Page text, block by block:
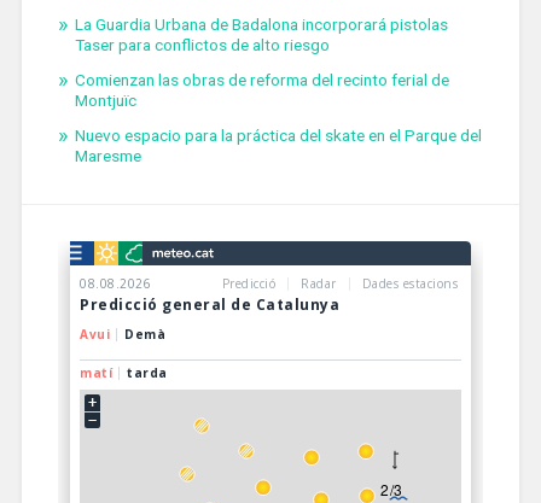
La Guardia Urbana de Badalona incorporará pistolas
Taser para conflictos de alto riesgo
Comienzan las obras de reforma del recinto ferial de
Montjuïc
Nuevo espacio para la práctica del skate en el Parque del
Maresme